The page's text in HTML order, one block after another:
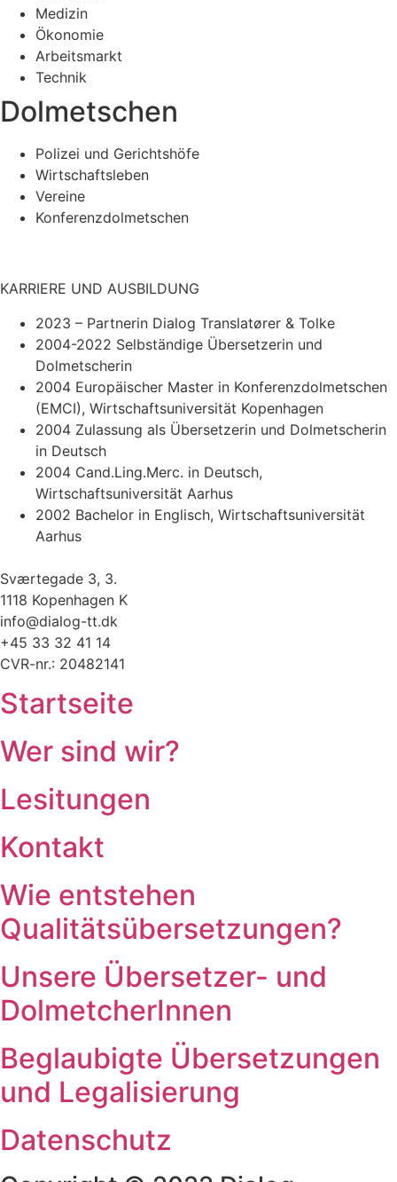
Medizin
Ökonomie
Arbeitsmarkt
Technik
Dolmetschen
Polizei und Gerichtshöfe
Wirtschaftsleben
Vereine
Konferenzdolmetschen
KARRIERE UND AUSBILDUNG
2023 – Partnerin Dialog Translatører & Tolke
2004-2022 Selbständige Übersetzerin und
Dolmetscherin
2004 Europäischer Master in Konferenzdolmetschen
(EMCI), Wirtschaftsuniversität Kopenhagen
2004 Zulassung als Übersetzerin und Dolmetscherin
in Deutsch
2004 Cand.Ling.Merc. in Deutsch,
Wirtschaftsuniversität Aarhus
2002 Bachelor in Englisch, Wirtschaftsuniversität
Aarhus
Sværtegade 3, 3.
1118 Kopenhagen K
info@dialog-tt.dk
+45 33 32 41 14
CVR-nr.: 20482141
Startseite
Wer sind wir?
Lesitungen
Kontakt
Wie entstehen
Qualitätsübersetzungen?
Unsere Übersetzer- und
DolmetcherInnen
Beglaubigte Übersetzungen
und Legalisierung
Datenschutz